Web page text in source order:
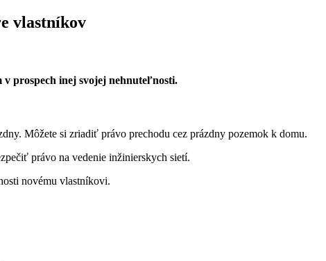
vlastníkov
prospech inej svojej nehnuteľnosti.
Môžete si zriadiť právo prechodu cez prázdny pozemok k domu.
právo na vedenie inžinierskych sietí.
novému vlastníkovi.